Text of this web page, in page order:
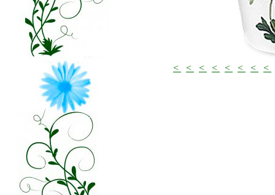
< < < < < < < <